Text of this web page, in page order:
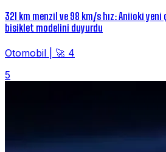
321 km menzil ve 98 km/s hız: Aniioki
bisiklet modelini duyurdu
Otomobil
🚀 4
5